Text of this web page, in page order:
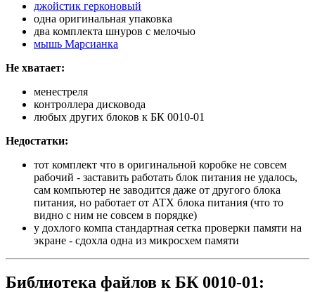
джойстик герконовый
одна оригинальная упаковка
два комплекта шнуров с мелочью
мышь Марсианка
Не хватает:
менестреля
контроллера дисковода
любых других блоков к БК 0010-01
Недостатки:
тот комплект что в оригинальной коробке не совсем
рабочий - заставить работать блок питания не удалось,
сам компьютер не заводится даже от другого блока
питания, но работает от ATX блока питания (что то
видно с ним не совсем в порядке)
у дохлого компа стандартная сетка проверки памяти на
экране - сдохла одна из микросхем памяти
Библиотека файлов к БК 0010-01: